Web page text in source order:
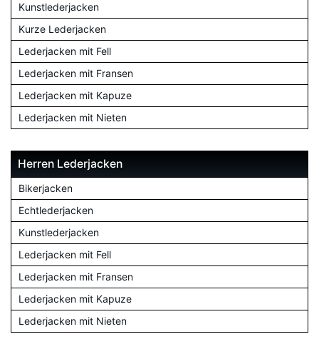
Kunstlederjacken
Kurze Lederjacken
Lederjacken mit Fell
Lederjacken mit Fransen
Lederjacken mit Kapuze
Lederjacken mit Nieten
Herren Lederjacken
Bikerjacken
Echtlederjacken
Kunstlederjacken
Lederjacken mit Fell
Lederjacken mit Fransen
Lederjacken mit Kapuze
Lederjacken mit Nieten